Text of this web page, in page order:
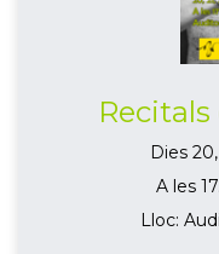
Recitals
Dies
A les
Lloc: